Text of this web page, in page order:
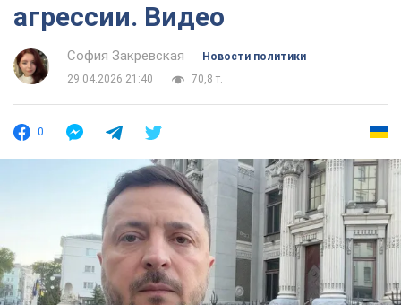
агрессии. Видео
София Закревская
Новости политики
29.04.2026 21:40
70,8 т.
0